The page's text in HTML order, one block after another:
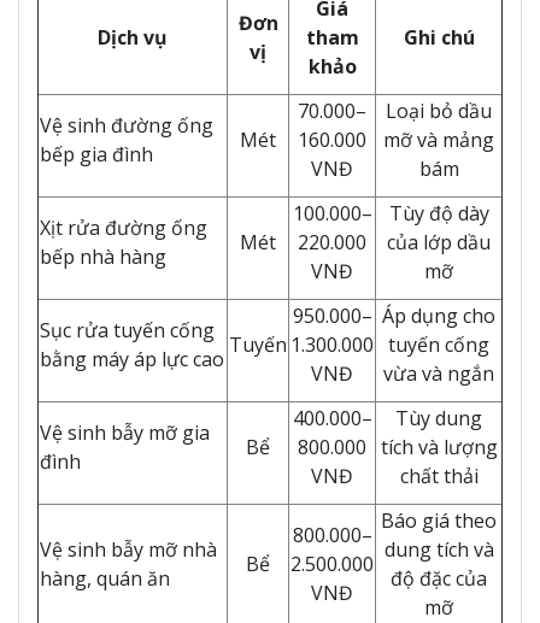
Dịch vụ
Đơn
vị
Giá
tham
khảo
Ghi chú
Vệ sinh đường ống
bếp gia đình
Mét
70.000–
160.000
VNĐ
Loại bỏ dầu
mỡ và mảng
bám
Xịt rửa đường ống
bếp nhà hàng
Mét
100.000–
220.000
VNĐ
Tùy độ dày
của lớp dầu
mỡ
Sục rửa tuyến cống
bằng máy áp lực cao
Tuyến
950.000–
1.300.000
VNĐ
Áp dụng cho
tuyến cống
vừa và ngắn
Vệ sinh bẫy mỡ gia
đình
Bể
400.000–
800.000
VNĐ
Tùy dung
tích và lượng
chất thải
Vệ sinh bẫy mỡ nhà
hàng, quán ăn
Bể
800.000–
2.500.000
VNĐ
Báo giá theo
dung tích và
độ đặc của
mỡ